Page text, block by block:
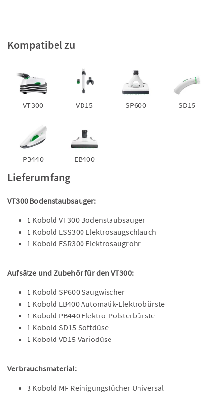
Kompatibel zu
VT300 VD15 SP600 SD15
PB440 EB400
Lieferumfang
VT300 Bodenstaubsauger:
1 Kobold VT300 Bodenstaubsauger
1 Kobold ESS300 Elektrosaugschlauch
1 Kobold ESR300 Elektrosaugrohr
Aufsätze und Zubehör für den VT300:
1 Kobold SP600 Saugwischer
1 Kobold EB400 Automatik-Elektrobürste
1 Kobold PB440 Elektro-Polsterbürste
1 Kobold SD15 Softdüse
1 Kobold VD15 Variodüse
Verbrauchsmaterial:
3 Kobold MF Reinigungstücher Universal